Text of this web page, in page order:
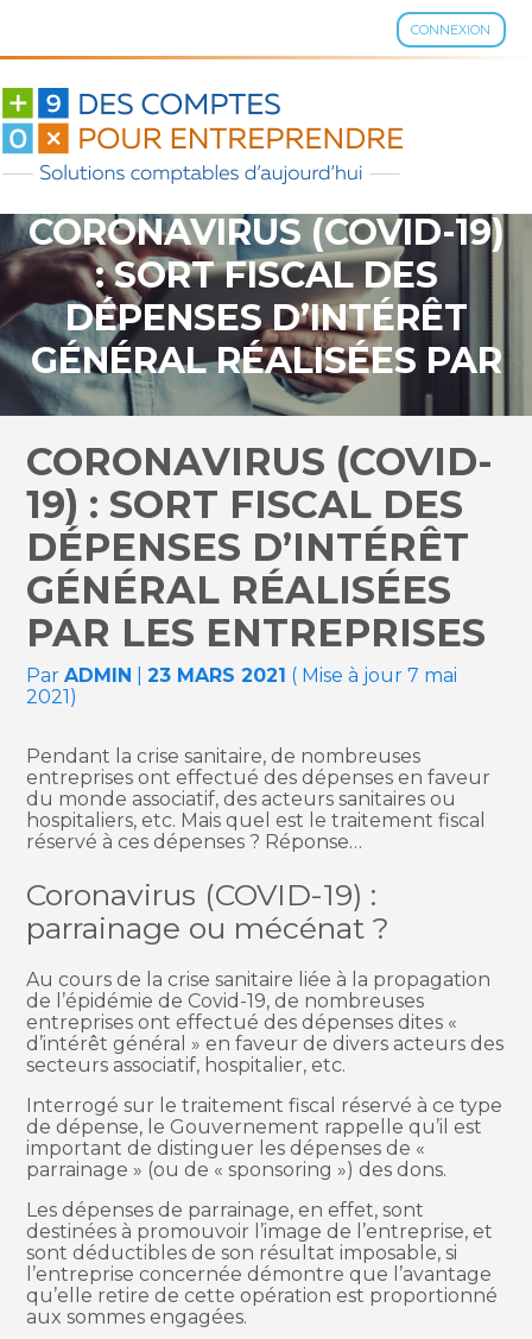
CONNEXION
Aller
contenu
CORONAVIRUS (COVID-19)
: SORT FISCAL DES
DÉPENSES D’INTÉRÊT
GÉNÉRAL RÉALISÉES PAR
LES ENTREPRISES
CORONAVIRUS (COVID-
19) : SORT FISCAL DES
DÉPENSES D’INTÉRÊT
GÉNÉRAL RÉALISÉES
PAR LES ENTREPRISES
ParADMIN |23 MARS 2021 ( Mise à jour 7 mai
2021)
Pendant la crise sanitaire, de nombreuses
entreprises ont effectué des dépenses en faveur
du monde associatif, des acteurs sanitaires ou
hospitaliers, etc. Mais quel est le traitement fiscal
réservé à ces dépenses ? Réponse…
Coronavirus (COVID-19) :
parrainage ou mécénat ?
Au cours de la crise sanitaire liée à la propagation
de l’épidémie de Covid-19, de nombreuses
entreprises ont effectué des dépenses dites «
d’intérêt général » en faveur de divers acteurs des
secteurs associatif, hospitalier, etc.
Interrogé sur le traitement fiscal réservé à ce type
de dépense, le Gouvernement rappelle qu’il est
important de distinguer les dépenses de «
parrainage » (ou de « sponsoring ») des dons.
Les dépenses de parrainage, en effet, sont
destinées à promouvoir l’image de l’entreprise, et
sont déductibles de son résultat imposable, si
l’entreprise concernée démontre que l’avantage
qu’elle retire de cette opération est proportionné
aux sommes engagées.